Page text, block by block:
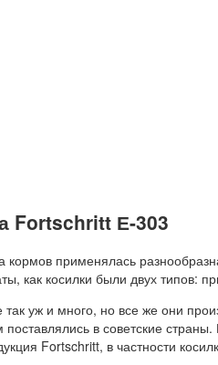
Fortschritt Е-303
кормов применялась
как косилки были двух
уж и много, но все же они
поставлялись в советские
Fortschritt, в частности